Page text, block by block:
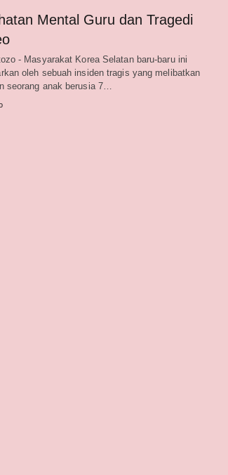
Mental Guru dan Tragedi
- Masyarakat Korea Selatan baru-baru ini
oleh sebuah insiden tragis yang melibatkan
seorang anak berusia 7…